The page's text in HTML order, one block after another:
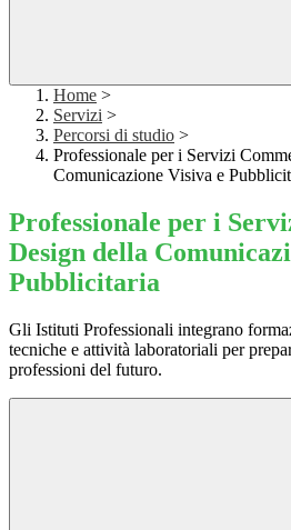
Home >
Servizi >
Percorsi di studio >
Professionale per i Servizi
Comunicazione Visiva e
Professionale per i
Design della
Pubblicitaria
Gli Istituti Professionali integrano
tecniche e attività laboratoriali per
professioni del futuro.